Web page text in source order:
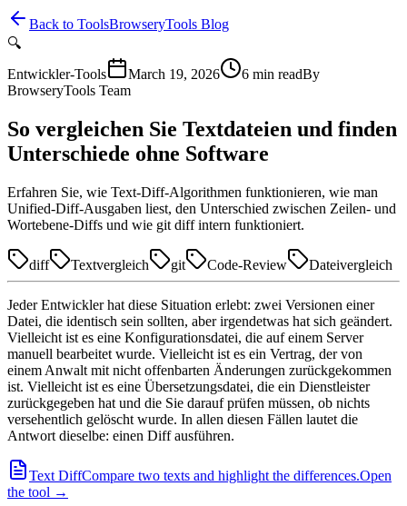
Back to ToolsBrowseryTools Blog
🔍
Entwickler-Tools
March 19, 2026 6 min readBy
BrowseryTools Team
So vergleichen Sie Textdateien und finden
Unterschiede ohne Software
Erfahren Sie, wie Text-Diff-Algorithmen funktionieren, wie man
Unified-Diff-Ausgaben liest, den Unterschied zwischen Zeilen- und
Wortebene-Diffs und wie git diff intern funktioniert.
diff Textvergleich git Code-Review Dateivergleich
Jeder Entwickler hat diese Situation erlebt: zwei Versionen einer
Datei, die identisch sein sollten, aber irgendetwas hat sich geändert.
Vielleicht ist es eine Konfigurationsdatei, die auf einem Server
manuell bearbeitet wurde. Vielleicht ist es ein Vertrag, der von
einem Anwalt mit nicht offenbarten Änderungen zurückgekommen
ist. Vielleicht ist es eine Übersetzungsdatei, die ein Dienstleister
zurückgegeben hat und die Sie darauf prüfen müssen, ob nichts
versehentlich gelöscht wurde. In allen diesen Fällen lautet die
Antwort dieselbe: einen Diff ausführen.
Text DiffCompare two texts and highlight the differences.Open
the tool →